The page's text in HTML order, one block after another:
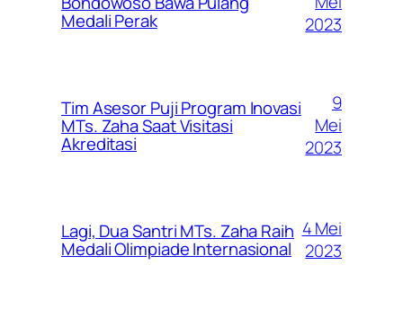
Medali Perak
2023
Tim Asesor Puji Program Inovasi
MTs. Zaha Saat Visitasi
Akreditasi
9
Mei
2023
Lagi, Dua Santri MTs. Zaha Raih
Medali Olimpiade Internasional
4 Mei
2023